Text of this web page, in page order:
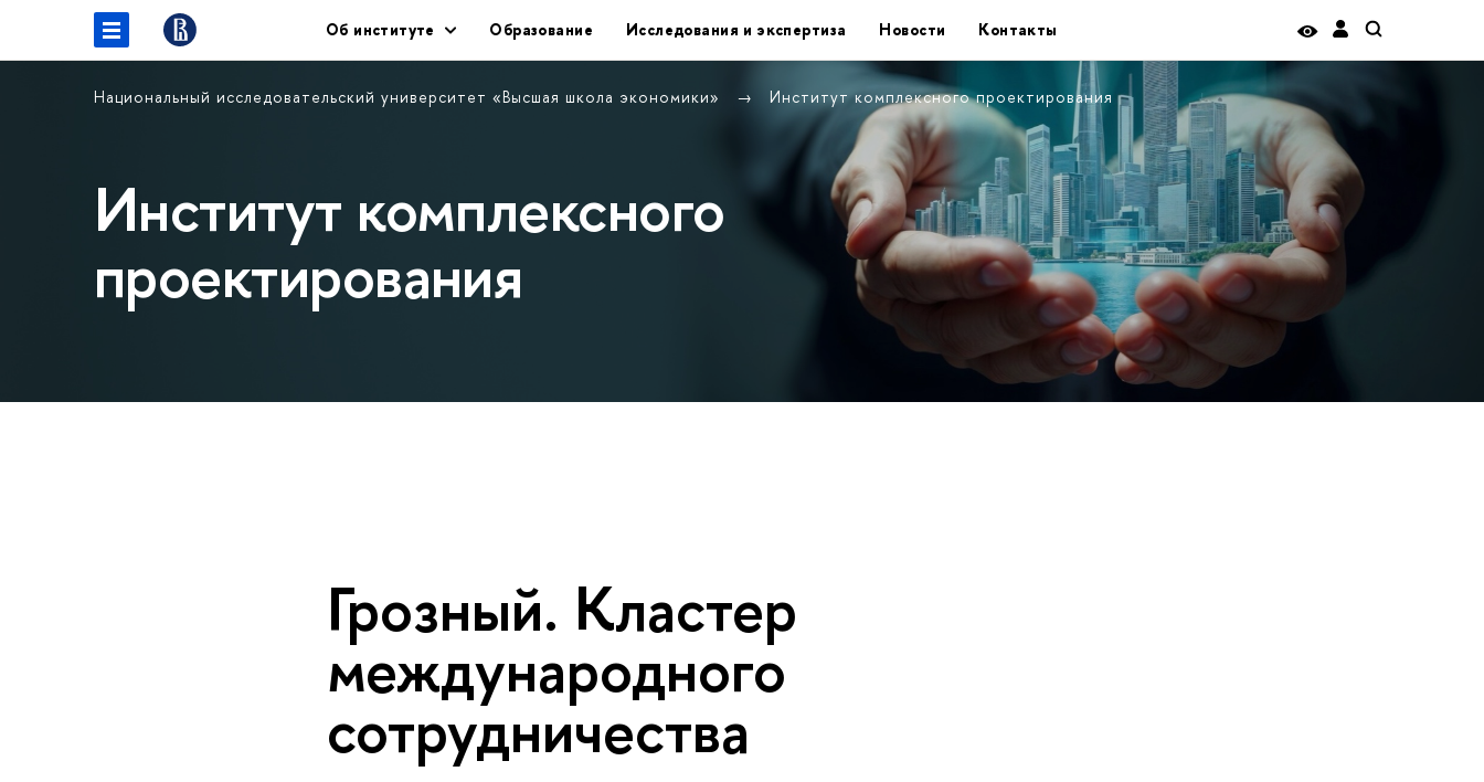
Об институте Образование Исследования и экспертиза Новости Контакты
Национальный исследовательский университет «Высшая школа экономики» Институт комплексного проектирования
Институт комплексного
проектирования
Грозный. Кластер
международного
сотрудничества